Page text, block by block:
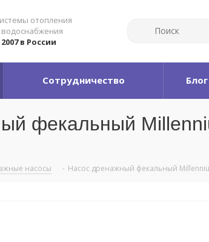
отопления
водоснабжения
2007 в России
Сотрудничество Блог
фекальный
насосы - Насос дренажный фекальный